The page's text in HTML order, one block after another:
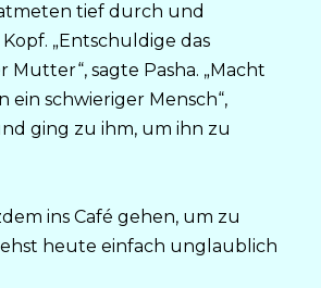
tief durch und
„Entschuldige das
Mutter“, sagte Pasha. „Macht
ein schwieriger Mensch“,
ging zu ihm, um ihn zu
ins Café gehen, um zu
heute einfach unglaublich